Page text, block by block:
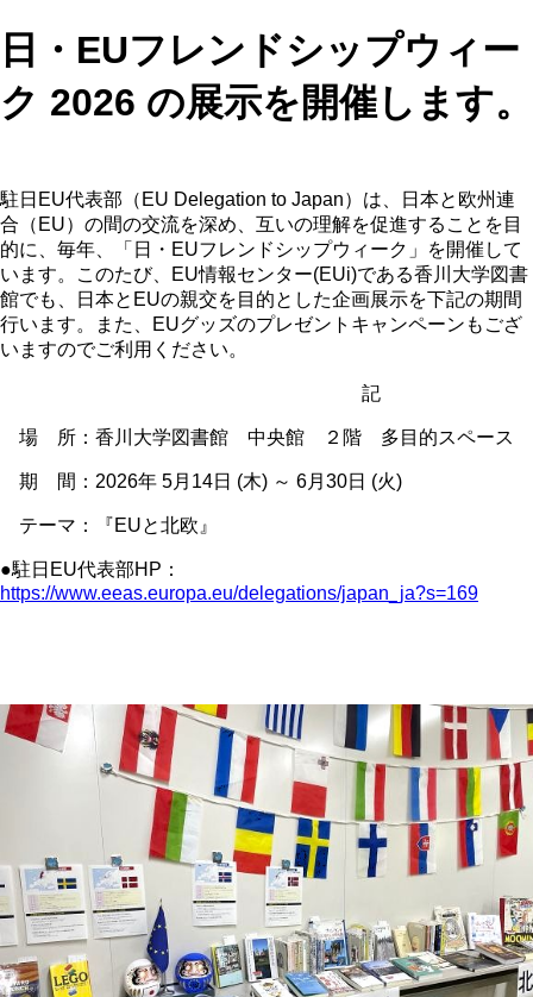
日・EUフレンドシップウィー
ク 2026 の展示を開催します。
駐日EU代表部（EU Delegation to Japan）は、日本と欧州連
合（EU）の間の交流を深め、互いの理解を促進することを目
的に、毎年、「日・EUフレンドシップウィーク」を開催して
います。このたび、EU情報センター(EUi)である香川大学図書
館でも、日本とEUの親交を目的とした企画展示を下記の期間
行います。また、EUグッズのプレゼントキャンペーンもござ
いますのでご利用ください。
記
場 所：香川大学図書館 中央館 ２階 多目的スペース
期 間：2026年 5月14日 (木) ～ 6月30日 (火)
テーマ：『EUと北欧』
●駐日EU代表部HP：
https://www.eeas.europa.eu/delegations/japan_ja?s=169